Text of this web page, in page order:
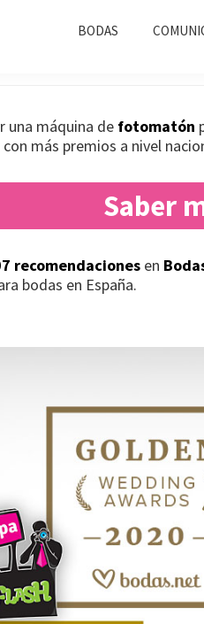
BODAS
Bodas
una máquina de fotomatón
más premios a nivel
Saber
recomendaciones en
bodas en España.